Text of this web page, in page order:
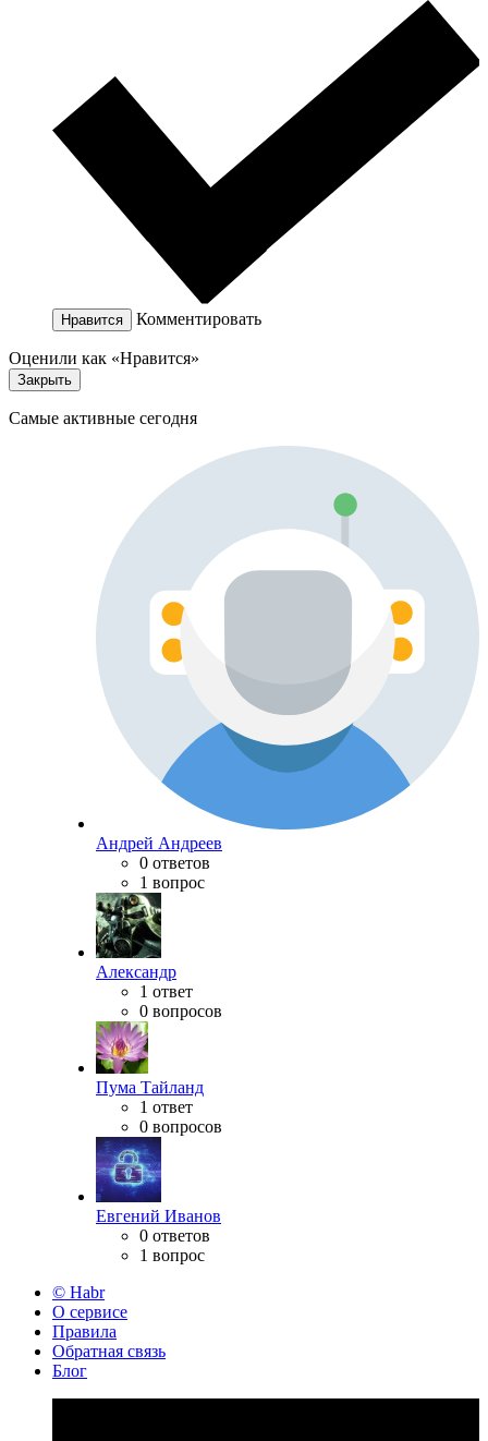
Нравится Комментировать
Оценили как «Нравится»
Закрыть
Самые активные сегодня
Андрей Андреев
0 ответов
1 вопрос
Александр
1 ответ
0 вопросов
Пума Тайланд
1 ответ
0 вопросов
Евгений Иванов
0 ответов
1 вопрос
© Habr
О сервисе
Правила
Обратная связь
Блог